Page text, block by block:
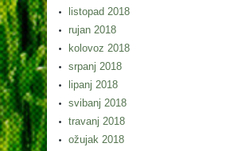
listopad 2018
rujan 2018
kolovoz 2018
srpanj 2018
lipanj 2018
svibanj 2018
travanj 2018
ožujak 2018